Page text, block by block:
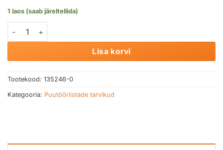
1 laos (saab järeltellida)
TOLMUKASSETT PLAST.( sis. paber tolmukotti ) kogus
Lisa korvi
Tootekood: 135246-0
Kategooria: Puutööriistade tarvikud